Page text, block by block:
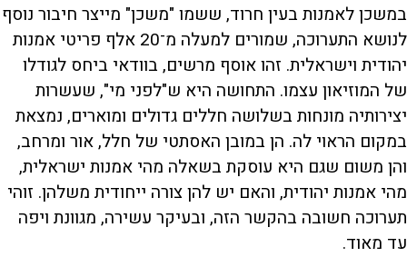
במשכן לאמנות בעין חרוד, ששמו "משכן" מייצר חיבור נוסף
לנושא התערוכה, שמורים למעלה מ־20 אלף פריטי אמנות
יהודית וישראלית. זהו אוסף מרשים, בוודאי ביחס לגודלו
של המוזיאון עצמו. התחושה היא ש"לפני מי", שעשרות
יצירותיה מונחות בשלושה חללים גדולים ומוארים, נמצאת
במקום הראוי לה. הן במובן האסתטי של חלל, אור ומרחב,
והן משום שגם היא עוסקת בשאלה מהי אמנות ישראלית,
מהי אמנות יהודית, והאם יש להן צורה ייחודית משלהן. זוהי
תערוכה חשובה בהקשר הזה, ובעיקר עשירה, מגוונת ויפה
עד מאוד.